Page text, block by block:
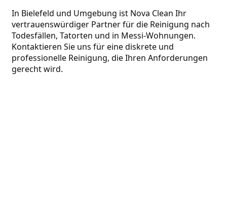
In Bielefeld und Umgebung ist Nova Clean Ihr
vertrauenswürdiger Partner für die Reinigung nach
Todesfällen, Tatorten und in Messi-Wohnungen.
Kontaktieren Sie uns für eine diskrete und
professionelle Reinigung, die Ihren Anforderungen
gerecht wird.